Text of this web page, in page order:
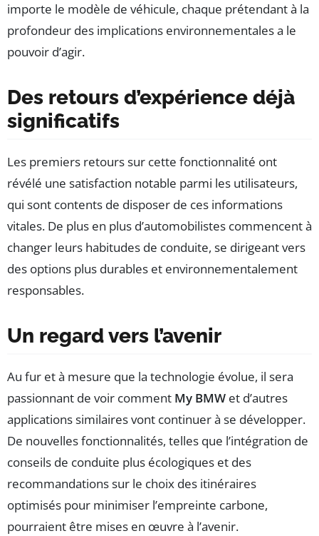
importe le modèle de véhicule, chaque prétendant à la
profondeur des implications environnementales a le
pouvoir d’agir.
Des retours d’expérience déjà
significatifs
Les premiers retours sur cette fonctionnalité ont
révélé une satisfaction notable parmi les utilisateurs,
qui sont contents de disposer de ces informations
vitales. De plus en plus d’automobilistes commencent à
changer leurs habitudes de conduite, se dirigeant vers
des options plus durables et environnementalement
responsables.
Un regard vers l’avenir
Au fur et à mesure que la technologie évolue, il sera
passionnant de voir comment My BMW et d’autres
applications similaires vont continuer à se développer.
De nouvelles fonctionnalités, telles que l’intégration de
conseils de conduite plus écologiques et des
recommandations sur le choix des itinéraires
optimisés pour minimiser l’empreinte carbone,
pourraient être mises en œuvre à l’avenir.